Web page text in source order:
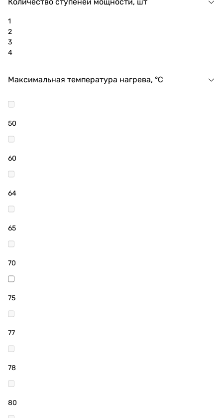
1
2
3
4
Максимальная температура нагрева, °C
50
60
64
65
70
75
77
78
80